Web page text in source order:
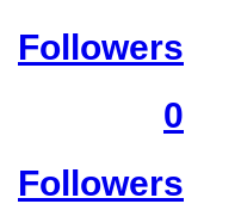
Followers
0
Followers